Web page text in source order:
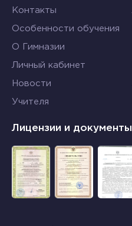
Контакты
Особенности обучения
О Гимназии
Личный кабинет
Новости
Учителя
Лицензии и документы